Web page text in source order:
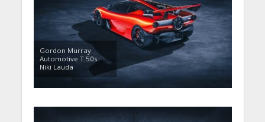
Gordon Murray
Automotive T.50s
Niki Lauda